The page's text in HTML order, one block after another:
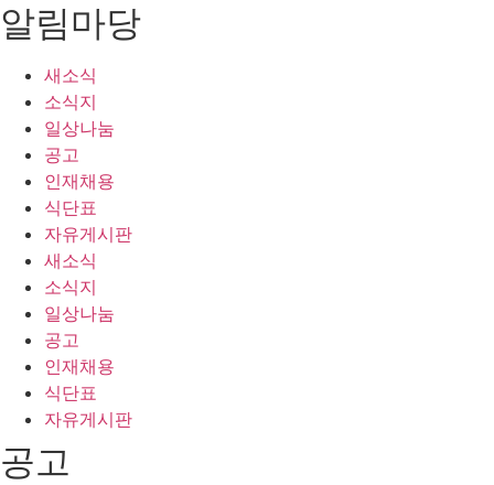
알림마당
새소식
소식지
일상나눔
공고
인재채용
식단표
자유게시판
새소식
소식지
일상나눔
공고
인재채용
식단표
자유게시판
공고